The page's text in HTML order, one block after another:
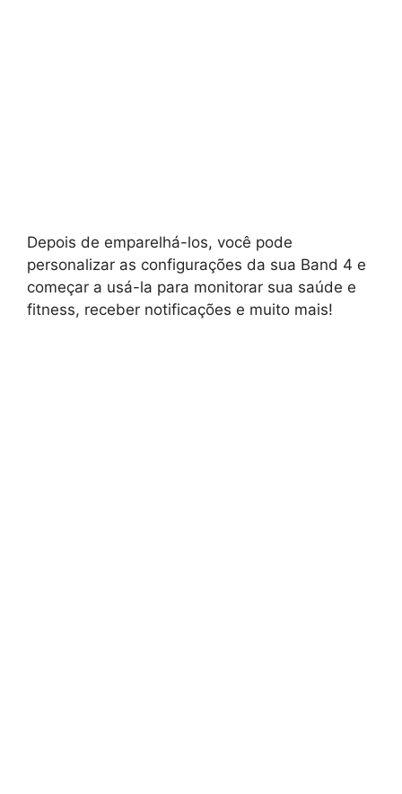
Depois de emparelhá-los, você pode
personalizar as configurações da sua Band 4 e
começar a usá-la para monitorar sua saúde e
fitness, receber notificações e muito mais!